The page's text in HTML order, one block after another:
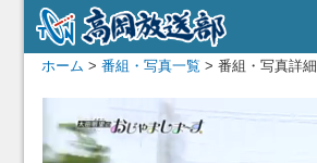
ホーム > 番組・写真一覧 > 番組・写真詳細